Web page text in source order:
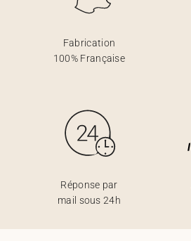
Fabrication
100% Française
Réponse par
mail sous 24h